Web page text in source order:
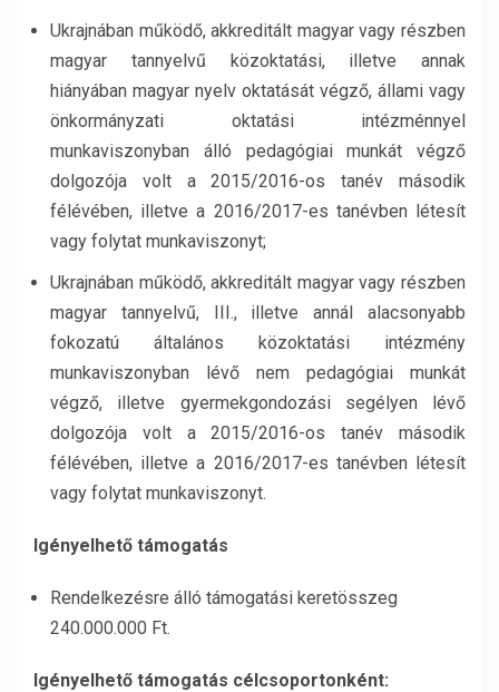
Ukrajnában működő, akkreditált magyar vagy részben
magyar tannyelvű közoktatási, illetve annak
hiányában magyar nyelv oktatását végző, állami vagy
önkormányzati oktatási intézménnyel
munkaviszonyban álló pedagógiai munkát végző
dolgozója volt a 2015/2016-os tanév második
félévében, illetve a 2016/2017-es tanévben létesít
vagy folytat munkaviszonyt;
Ukrajnában működő, akkreditált magyar vagy részben
magyar tannyelvű, III., illetve annál alacsonyabb
fokozatú általános közoktatási intézmény
munkaviszonyban lévő nem pedagógiai munkát
végző, illetve gyermekgondozási segélyen lévő
dolgozója volt a 2015/2016-os tanév második
félévében, illetve a 2016/2017-es tanévben létesít
vagy folytat munkaviszonyt.
Igényelhető támogatás
Rendelkezésre álló támogatási keretösszeg
240.000.000 Ft.
Igényelhető támogatás célcsoportonként: